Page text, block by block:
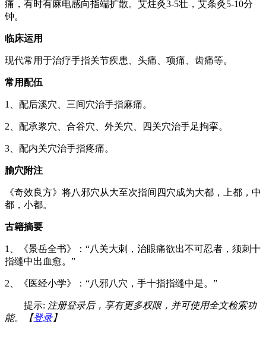
痛，有时有麻电感向指端扩散。艾炷灸3-5壮，艾条灸5-10分
钟。
临床运用
现代常用于治疗手指关节疾患、头痛、项痛、齿痛等。
常用配伍
1、配后溪穴、三间穴治手指麻痛。
2、配承浆穴、合谷穴、外关穴、四关穴治手足拘挛。
3、配内关穴治手指疼痛。
腧穴附注
《奇效良方》将八邪穴从大至次指间四穴成为大都，上都，中
都，小都。
古籍摘要
1、《景岳全书》：“八关大刺，治眼痛欲出不可忍者，须刺十
指缝中出血愈。”
2、《医经小学》：“八邪八穴，手十指指缝中是。”
提示: 注册登录后，享有更多权限，并可使用全文检索功
能。【登录】